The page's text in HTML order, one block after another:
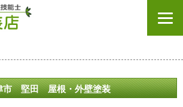
市 堅田 屋根・外壁塗装